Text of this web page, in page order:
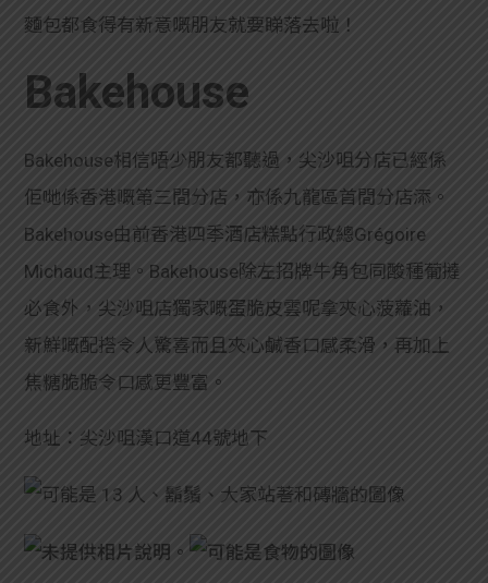
麵包都食得有新意嘅朋友就要睇落去啦！
Bakehouse
Bakehouse相信唔少朋友都聽過，尖沙咀分店已經係
佢哋係香港嘅第三間分店，亦係九龍區首間分店添。
Bakehouse由前香港四季酒店糕點行政總Grégoire
Michaud主理。Bakehouse除左招牌牛角包同酸種葡撻
必食外，尖沙咀店獨家嘅蛋脆皮雲呢拿夾心菠蘿油，
新鮮嘅配搭令人驚喜而且夾心鹹香口感柔滑，再加上
焦糖脆脆令口感更豐富。
地址：尖沙咀漢口道44號地下